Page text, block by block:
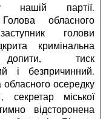
нашій партії.
обласного
голови
кримінальна
тиск
і безпричинний.
осередку
секретар міської
відсторонена